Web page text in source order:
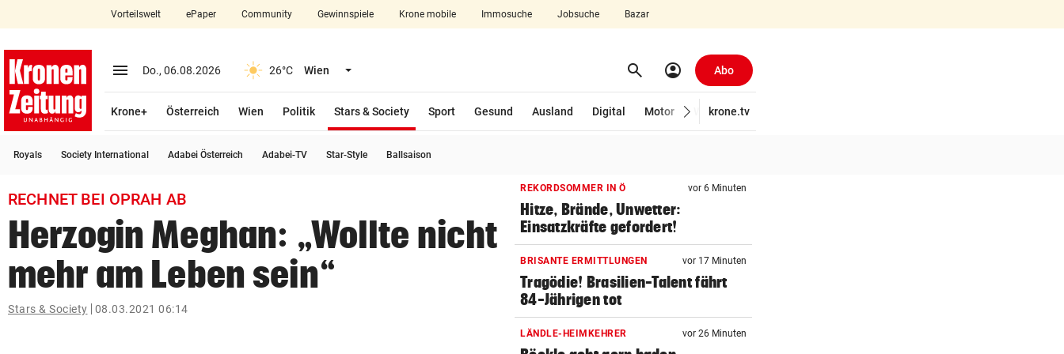
closeSchließen
account_circle Anmelden
arrow_right
bookmark
search
Suchbegriff
eingeben
Vorteilswelt ePaper Community Gewinnspiele Krone mobile Immosuche Jobsuche Bazar
menu Menü aufklappen
Do., 06.08.2026 26°C Wien Menü aufklappen search Suchen
account_circle Abo
Krone+ Österreich Wien Politik Stars & Society
Sport
Gesund Ausland Digital Motor Wirtschaft
krone.tv
Royals Society International Adabei Österreich Adabei-TV Star-Style Ballsaison
RECHNET BEI OPRAH AB
Herzogin Meghan: „Wollte nicht
mehr am Leben sein“
Stars & Society 08.03.2021 06:14
REKORDSOMMER IN Ö vor 6 Minuten
Hitze, Brände, Unwetter:
Einsatzkräfte gefordert!
BRISANTE ERMITTLUNGEN vor 17 Minuten
Tragödie! Brasilien-Talent fährt
84-Jährigen tot
LÄNDLE-HEIMKEHRER vor 26 Minuten